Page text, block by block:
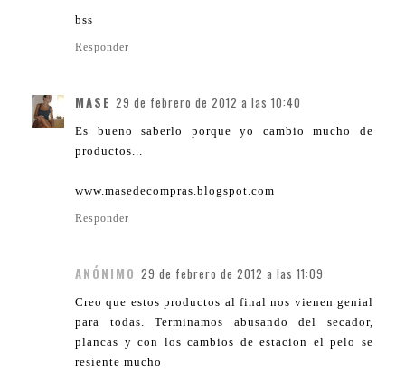
bss
Responder
MASE 29 de febrero de 2012 a las 10:40
Es bueno saberlo porque yo cambio mucho de
productos...
www.masedecompras.blogspot.com
Responder
ANÓNIMO 29 de febrero de 2012 a las 11:09
Creo que estos productos al final nos vienen genial
para todas. Terminamos abusando del secador,
plancas y con los cambios de estacion el pelo se
resiente mucho